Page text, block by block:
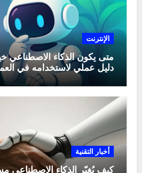
الإنترنت
متى يكون الذكاء الاصطناعي
دليل عملي لاستخدامه في
أخبار التقنية
كيف يُغيّر الذكاء الاصطناعي